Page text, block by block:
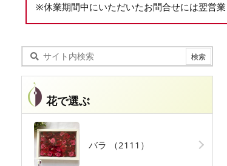
※休業期間中にいただいたお問合せには翌営
花で選ぶ
バラ （2111）